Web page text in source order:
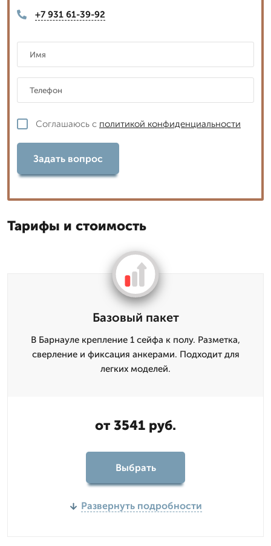
+7 931 61-39-92
Соглашаюсь с политикой конфиденциальности
Задать вопрос
Тарифы и стоимость
Базовый пакет
В Барнауле крепление 1 сейфа к полу. Разметка,
сверление и фиксация анкерами. Подходит для
легких моделей.
от 3541 руб.
Выбрать
Развернуть подробности